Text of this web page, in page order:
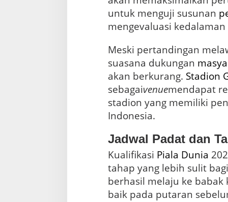
untuk menguji susunan
mengevaluasi
Meski pertandingan
suasana dukungan
akan berkurang. Stadion
sebagaivenuemendapat
stadion yang memiliki
Indonesia.
Jadwal Padat dan
Kualifikasi Piala Dunia
tahap yang lebih sulit bagi
berhasil melaju ke
baik pada putaran